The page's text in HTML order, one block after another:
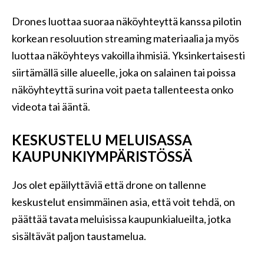
Drones luottaa suoraa näköyhteyttä kanssa pilotin
korkean resoluution streaming materiaalia ja myös
luottaa näköyhteys vakoilla ihmisiä. Yksinkertaisesti
siirtämällä sille alueelle, joka on salainen tai poissa
näköyhteyttä surina voit paeta tallenteesta onko
videota tai ääntä.
KESKUSTELU MELUISASSA
KAUPUNKIYMPÄRISTÖSSÄ
Jos olet epäilyttäviä että drone on tallenne
keskustelut ensimmäinen asia, että voit tehdä, on
päättää tavata meluisissa kaupunkialueilta, jotka
sisältävät paljon taustamelua.